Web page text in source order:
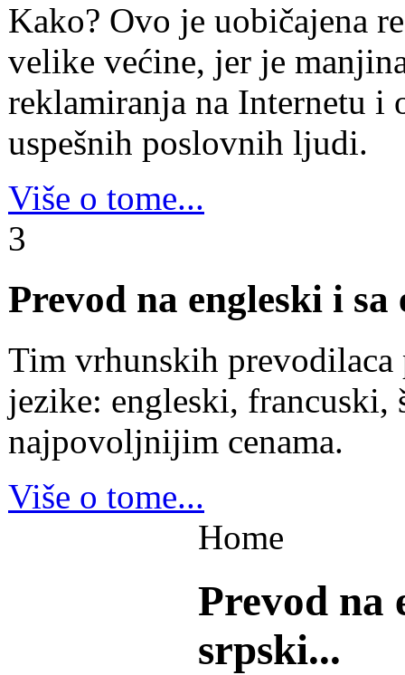
Kako? Ovo je uobičajena
velike većine, jer je
reklamiranja na Internetu i
uspešnih poslovnih ljudi.
Više o tome...
3
Prevod na engleski i sa
Tim vrhunskih
jezike: engleski, francuski,
najpovoljnijim cenama.
Više o tome...
Home
Prevod na
srpski...